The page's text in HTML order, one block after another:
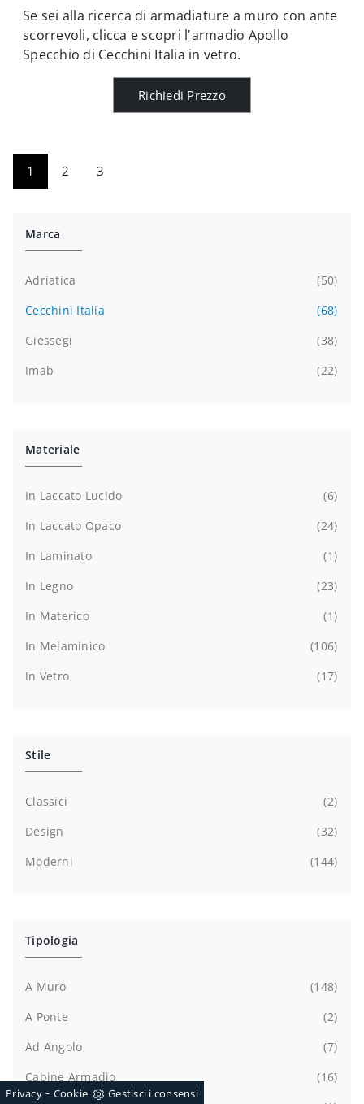
Se sei alla ricerca di armadiature a muro con ante
scorrevoli, clicca e scopri l'armadio Apollo
Specchio di Cecchini Italia in vetro.
Richiedi Prezzo
1 2 3
Marca
Adriatica
50
Cecchini Italia
68
Giessegi
38
Imab
22
Materiale
In Laccato Lucido
6
In Laccato Opaco
24
In Laminato
1
In Legno
23
In Materico
1
In Melaminico
106
In Vetro
17
Stile
Classici
2
Design
32
Moderni
144
Tipologia
A Muro
148
A Ponte
2
Ad Angolo
7
Cabine Armadio
16
Privacy- Cookie Gestisci i consensi